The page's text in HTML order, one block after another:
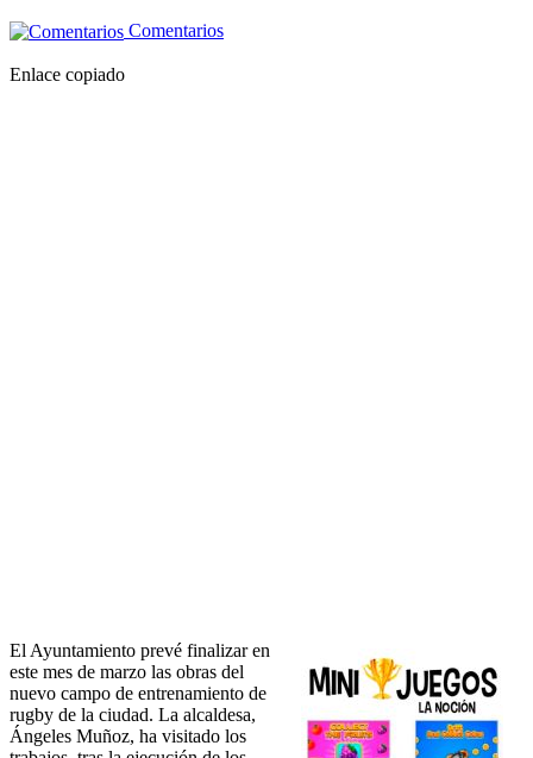
Comentarios
Enlace copiado
El Ayuntamiento prevé finalizar en
este mes de marzo las obras del
nuevo campo de entrenamiento de
rugby de la ciudad. La alcaldesa,
Ángeles Muñoz, ha visitado los